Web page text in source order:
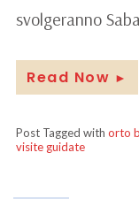
svolgeranno
Read Now ►
Post Tagged with orto
visite guidate